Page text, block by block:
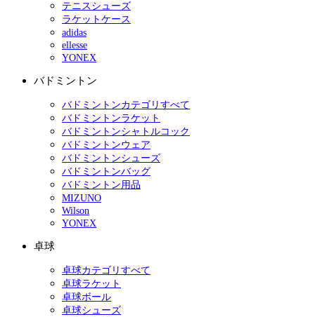
テニスシューズ
ラケットケース
adidas
ellesse
YONEX
バドミントン
バドミントンカテゴリすべて
バドミントンラケット
バドミントンシャトルコック
バドミントンウェア
バドミントンシューズ
バドミントンバッグ
バドミントン用品
MIZUNO
Wilson
YONEX
卓球
卓球カテゴリすべて
卓球ラケット
卓球ボール
卓球シューズ